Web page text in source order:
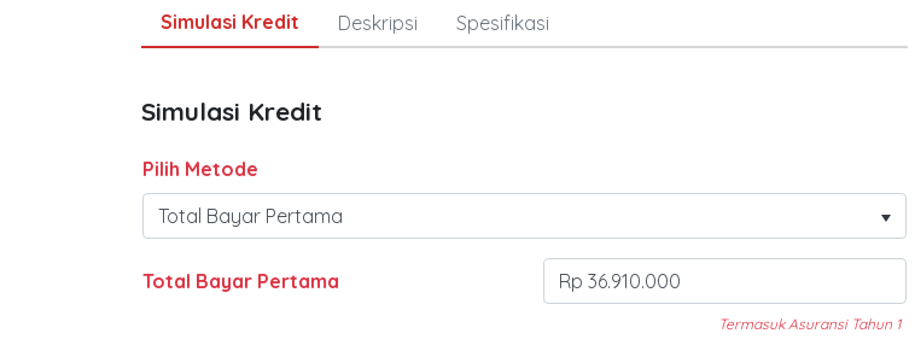
Simulasi Kredit Deskripsi Spesifikasi
Simulasi Kredit
Pilih Metode
Total Bayar Pertama
Termasuk Asuransi Tahun 1